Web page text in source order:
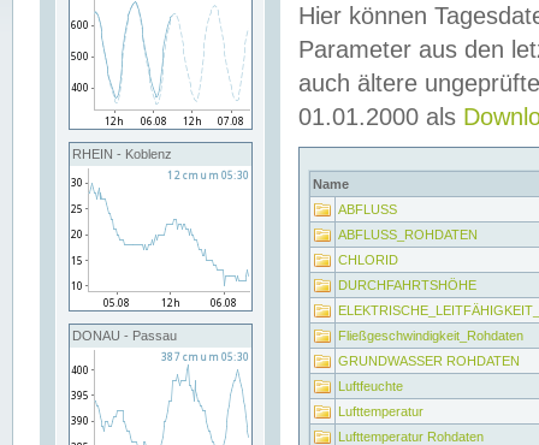
RHEIN - Koblenz
DONAU - Passau
Hier können
Parameter aus den
auch ältere
01.01.2000 als
Name
ABFLUSS
ABFLUSS_ROHDATEN
CHLORID
DURCHFAHRTSHÖHE
Fließgeschwindigkeit_Rohdaten
GRUNDWASSER ROHDATEN
Luftfeuchte
Lufttemperatur
Lufttemperatur Rohdaten